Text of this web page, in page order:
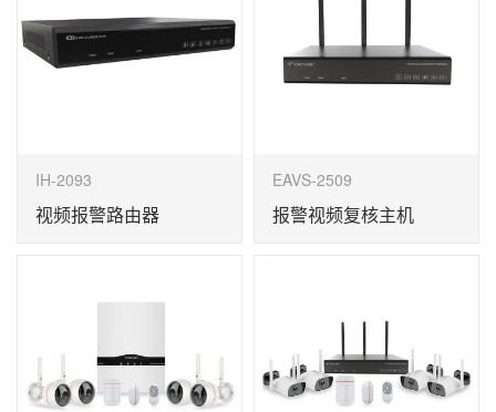
IH-2093
视频报警路由器
EAVS-2509
报警视频复核主机